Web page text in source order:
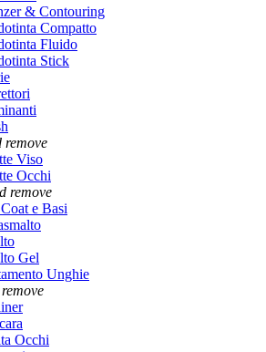
& Contouring
Compatto
Fluido
Stick
remove
Viso
Occhi
remove
e Basi
Gel
Unghie
remove
Occhi